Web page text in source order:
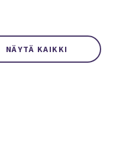
NÄYTÄ KAIKKI